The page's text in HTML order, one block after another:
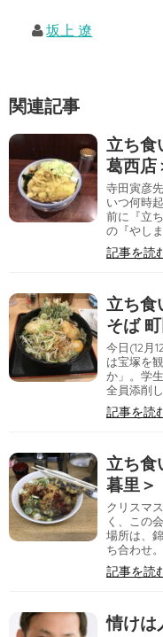
坂上 遼
関連記事
立ち食
葛西店
寺田寅彦
いつ何時
前に『立
の『やし
記事を読
立ち食
そば
今日(12月
は宝塚を
か」。学
全員添削
記事を読
立ち
暮里＞
クリスマ
く、この
場所は、
ち合わせ
記事を読
情けは